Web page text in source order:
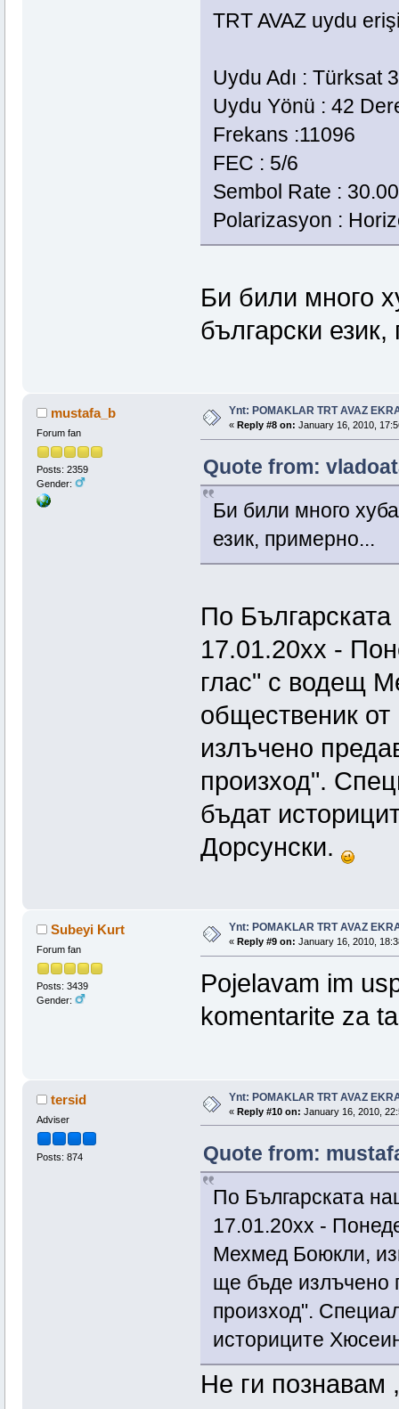
TRT AVAZ uydu
Uydu Adı : Türksat
Uydu Yönü : 42
Frekans :11096
FEC : 5/6
Sembol Rate :
Polarizasyon :
Би били много
български
mustafa_b
Forum fan
Posts: 2359
Gender:
Ynt: POMAKLAR TRT AVAZ
« Reply #8 on: January 16, 2010,
Quote from:
Би били много
език, примерно...
По
17.01.20хх -
глас" с водещ
общественик
излъчено
произход".
бъдат
Дорсунски.
Subeyi Kurt
Forum fan
Posts: 3439
Gender:
Ynt: POMAKLAR TRT AVAZ
« Reply #9 on: January 16, 2010,
Pojelavam im
komentarite za
tersid
Adviser
Posts: 874
Ynt: POMAKLAR TRT AVAZ
« Reply #10 on: January 16, 2010,
Quote from:
По Българската
17.01.20хх -
Мехмед Боюкли,
ще бъде излъчено
произход".
историците
Не ги